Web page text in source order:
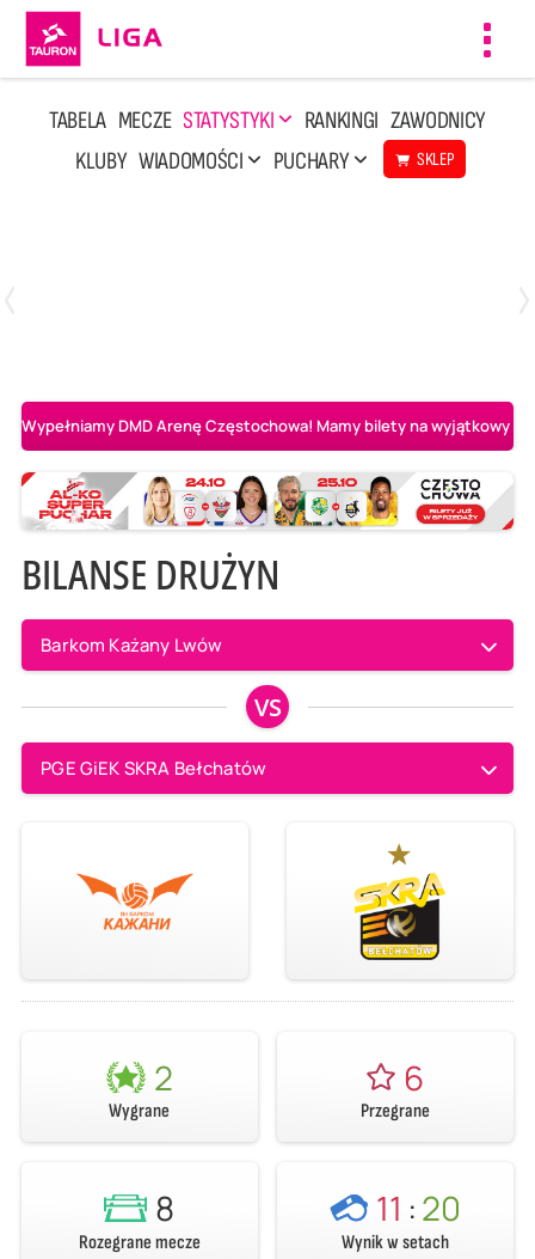
TABELA MECZE STATYSTYKI RANKINGI ZAWODNICY
KLUBY WIADOMOŚCI PUCHARY SKLEP
Wypełniamy DMD Arenę Częstochowa! Mamy bilety na wyjątkowy
BILANSE DRUŻYN
Barkom Każany Lwów
VS
PGE GiEK SKRA Bełchatów
2
Wygrane
6
Przegrane
8
Rozegrane mecze
11 :20
Wynik w setach